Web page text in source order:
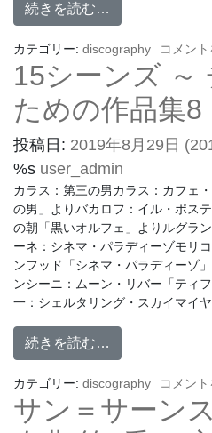
続きを読む…
カテゴリー: discography コメン
15シーンズ ～
ための作品集8
投稿日: 2019年8月29日
%s user_admin
カラス：第三の男カラス：カフェ
の男」よりバカロフ：イル・ポス
の朝「黒いオルフェ」よりルグラ
ーネ：シネマ・パラディーゾモリ
ンフッド「シネマ・パラディーゾ
ンシーニ：ムーン・リバー「ティ
一：シェルタリング・スカイマイ
続きを読む…
カテゴリー: discography コメン
サン＝サーン